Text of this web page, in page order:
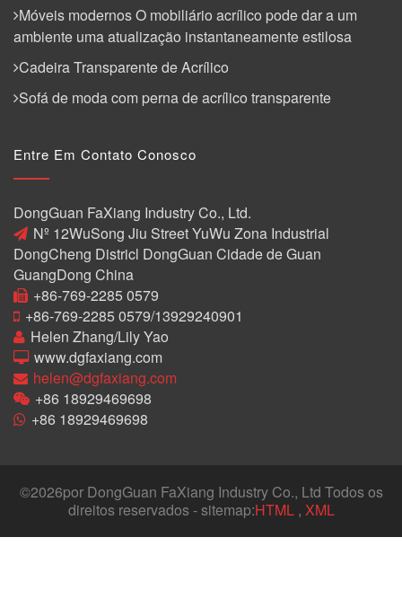
Móveis modernos O mobiliário acrílico pode dar a um
ambiente uma atualização instantaneamente estilosa
Cadeira Transparente de Acrílico
Sofá de moda com perna de acrílico transparente
Entre Em Contato Conosco
DongGuan FaXiang Industry Co., Ltd.
Nº 12WuSong Jiu Street YuWu Zona Industrial
DongCheng Districl DongGuan Cidade de Guan
GuangDong China
+86-769-2285 0579
+86-769-2285 0579/13929240901
Helen Zhang/Lily Yao
www.dgfaxiang.com
helen@dgfaxiang.com
+86 18929469698
+86 18929469698
©2026por DongGuan FaXiang Industry Co., Ltd Todos os
direitos reservados - sitemap:HTML, XML